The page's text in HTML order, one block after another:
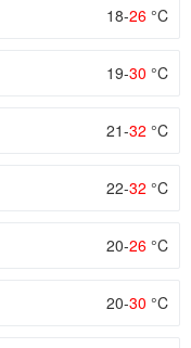
18-26 °C
19-30 °C
21-32 °C
22-32 °C
20-26 °C
20-30 °C